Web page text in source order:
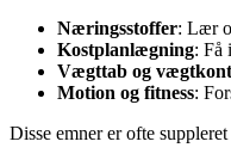
Næringsstoffer: Lær
Kostplanlægning: Få
Vægttab og
Motion og fitness:
Disse emner er ofte